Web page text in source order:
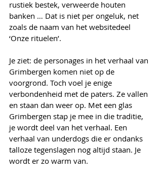
rustiek bestek, verweerde houten
banken … Dat is niet per ongeluk, net
zoals de naam van het websitedeel
‘Onze rituelen’.
Je ziet: de personages in het verhaal van
Grimbergen komen niet op de
voorgrond. Toch voel je enige
verbondenheid met de paters. Ze vallen
en staan dan weer op. Met een glas
Grimbergen stap je mee in die traditie,
je wordt deel van het verhaal. Een
verhaal van underdogs die er ondanks
talloze tegenslagen nog altijd staan. Je
wordt er zo warm van.